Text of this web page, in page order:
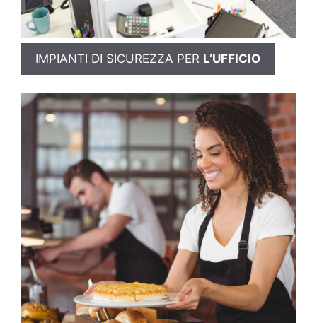
IMPIANTI DI SICUREZZA PER L’UFFICIO